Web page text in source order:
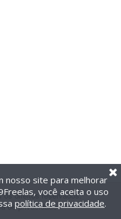
os direitos reservados.
de privacidade
nosso site para melhorar
você aceita o uso
política de privacidade.